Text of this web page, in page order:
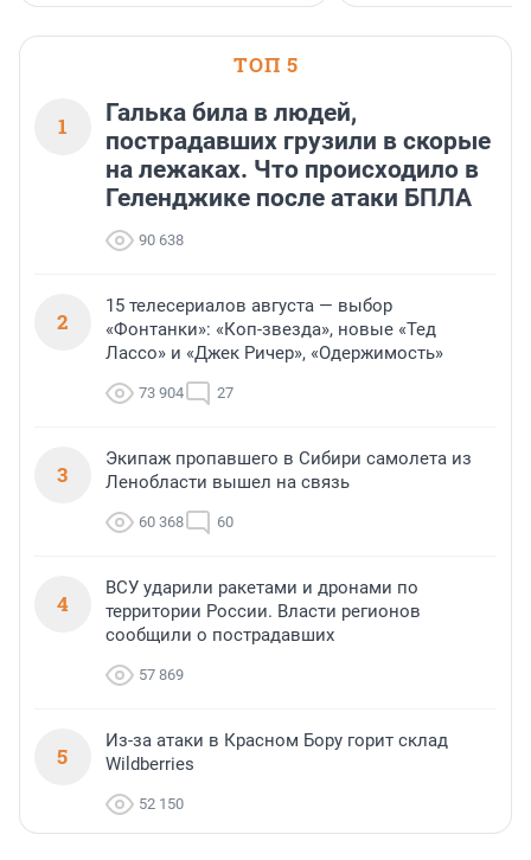
ТОП 5
1
Галька била в людей,
пострадавших грузили в скорые
на лежаках. Что происходило в
Геленджике после атаки БПЛА
90 638
2
15 телесериалов августа — выбор
«Фонтанки»: «Коп-звезда», новые «Тед
Лассо» и «Джек Ричер», «Одержимость»
73 904 27
3
Экипаж пропавшего в Сибири самолета из
Ленобласти вышел на связь
60 368 60
4
ВСУ ударили ракетами и дронами по
территории России. Власти регионов
сообщили о пострадавших
57 869
5
Из-за атаки в Красном Бору горит склад
Wildberries
52 150